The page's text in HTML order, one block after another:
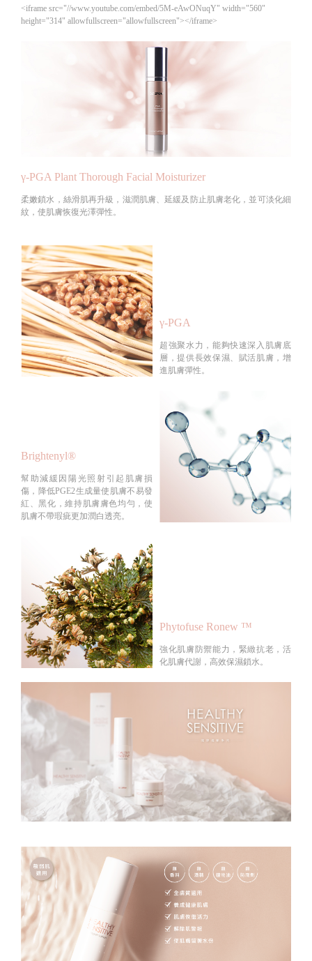
<iframe src="//www.youtube.com/embed/5M-eAwONuqY" width="560"
height="314" allowfullscreen="allowfullscreen"></iframe>
γ-PGA Plant Thorough Facial Moisturizer
柔嫩鎖水，絲滑肌再升級，滋潤肌膚、延緩及防止肌膚老化，並可淡化細
紋，使肌膚恢復光澤彈性。
γ-PGA
超強聚水力，能夠快速深入肌膚底
層，提供長效保濕、賦活肌膚，增
進肌膚彈性。
Brightenyl®
幫助減緩因陽光照射引起肌膚損
傷，降低PGE2生成量使肌膚不易發
紅、黑化，維持肌膚膚色均勻，使
肌膚不帶瑕疵更加潤白透亮。
Phytofuse Ronew ™
強化肌膚防禦能力，緊緻抗老，活
化肌膚代謝，高效保濕鎖水。